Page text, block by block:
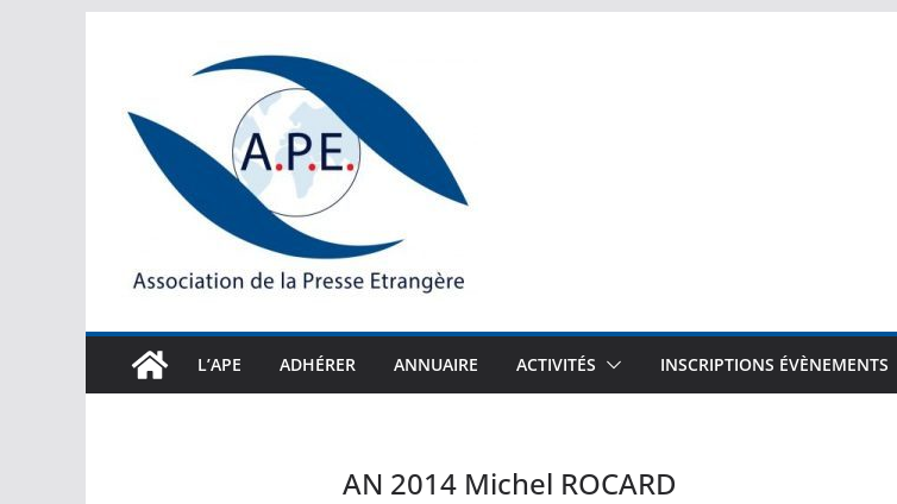
L’APE ADHÉRER ANNUAIRE ACTIVITÉS INSCRIPTIONS ÉVÈNEMENTS
AN 2014 Michel ROCARD